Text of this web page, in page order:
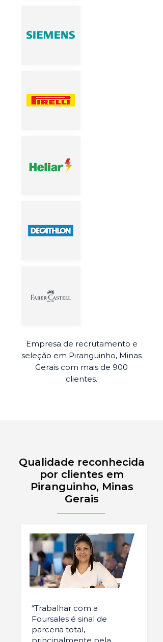
Empresa de recrutamento e
seleção em Piranguinho, Minas
Gerais com mais de 900
clientes.
Qualidade reconhecida
por clientes em
Piranguinho, Minas
Gerais
“Trabalhar com a
Foursales é sinal de
parceria total,